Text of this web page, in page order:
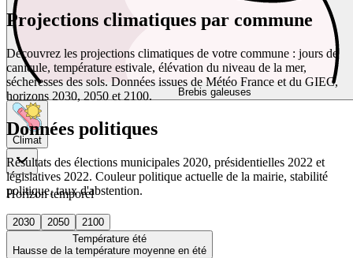
Brebis galeuses
Climat
Horizon temporel
2030 2050
2100
Température été
Hausse de la température moyenne en été
Projections climatiques par commune
Découvrez les projections climatiques de votre commune : jours de
canicule, température estivale, élévation du niveau de la mer,
sécheresses des sols. Données issues de Météo France et du GIEC,
horizons 2030, 2050 et 2100.
Données politiques
Résultats des élections municipales 2020, présidentielles 2022 et
législatives 2022. Couleur politique actuelle de la mairie, stabilité
politique, taux d'abstention.